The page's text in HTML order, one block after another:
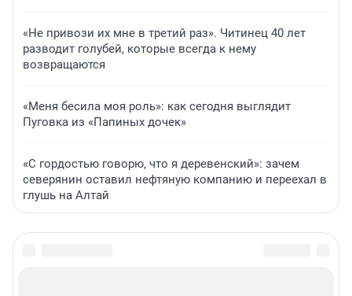
«Не привози их мне в третий раз». Читинец 40 лет
разводит голубей, которые всегда к нему
возвращаются
«Меня бесила моя роль»: как сегодня выглядит
Пуговка из «Папиных дочек»
«С гордостью говорю, что я деревенский»: зачем
северянин оставил нефтяную компанию и переехал в
глушь на Алтай